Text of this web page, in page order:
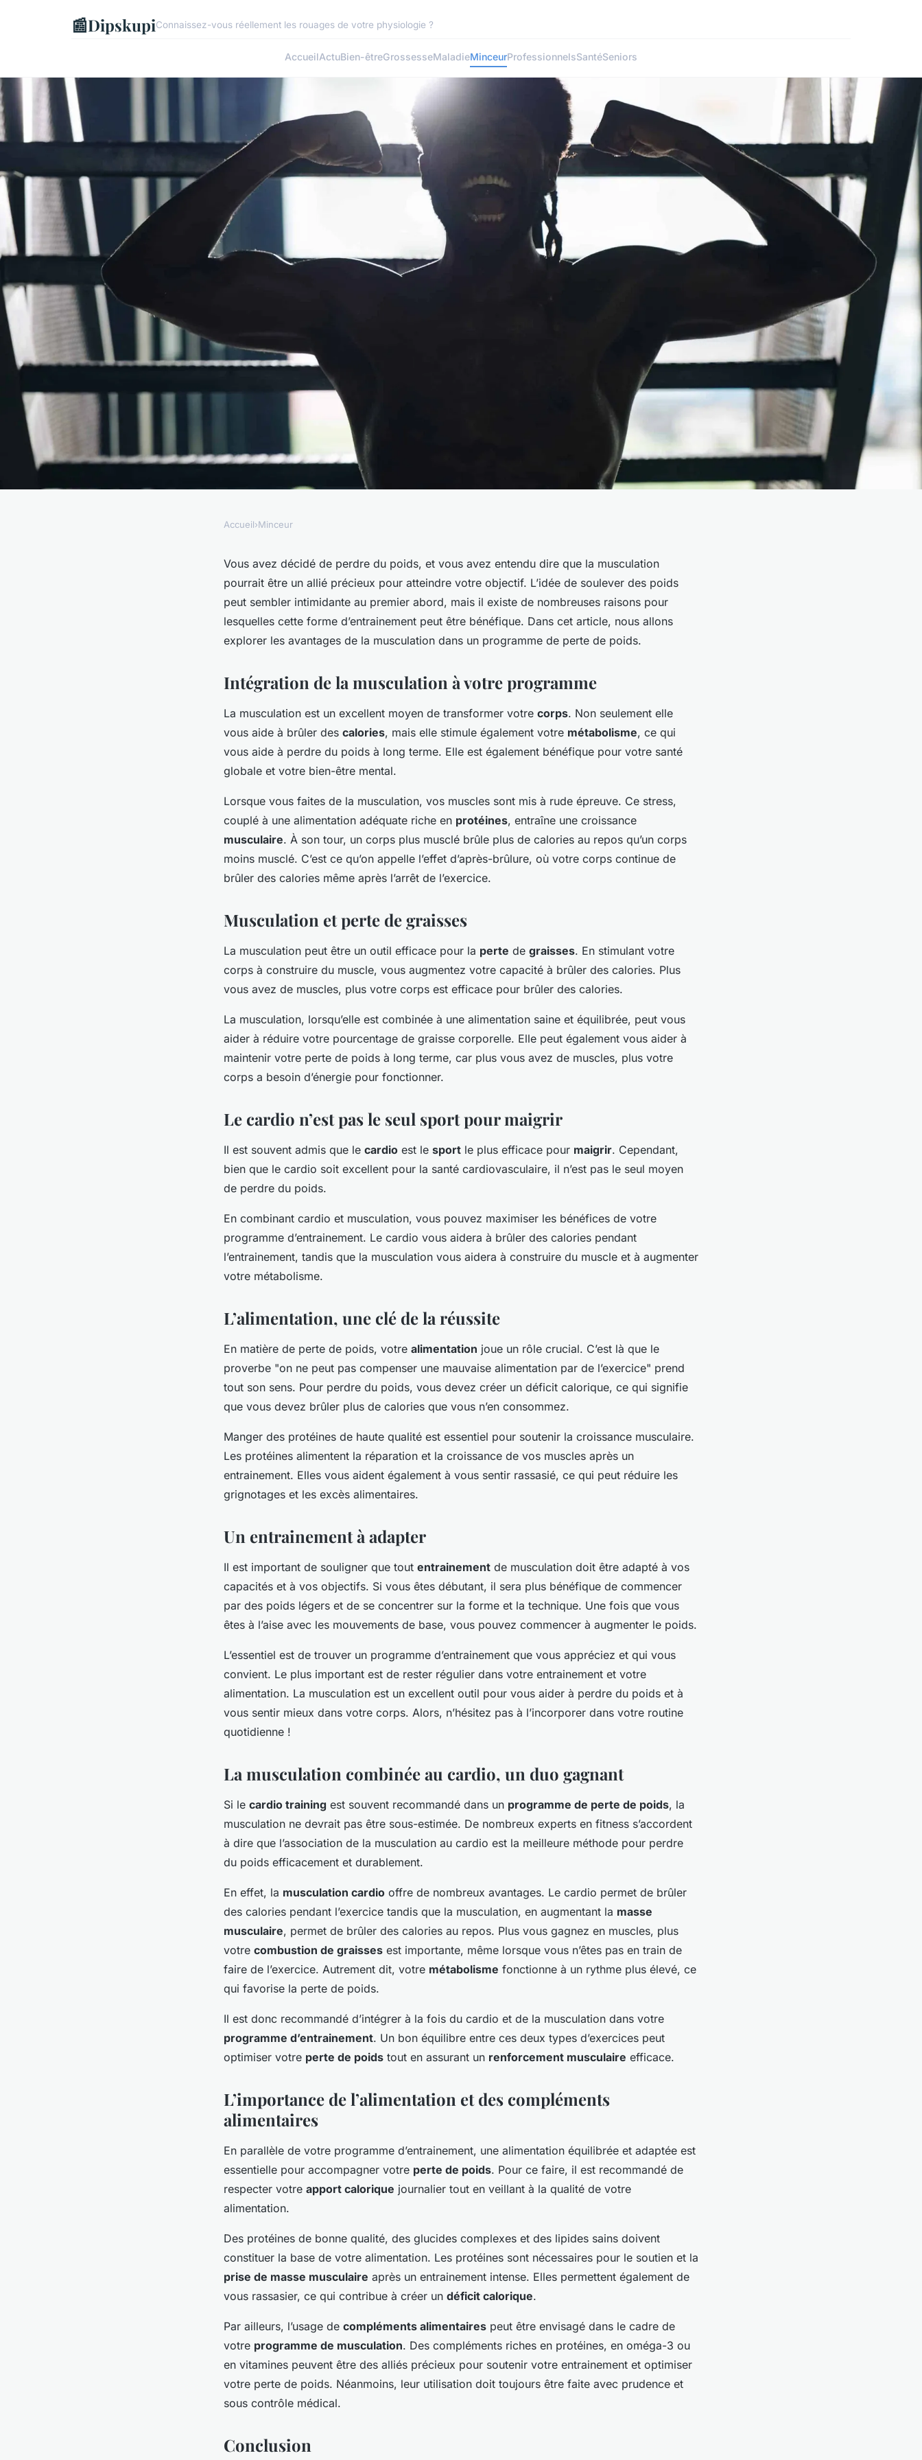
📰DipskupiConnaissez-vous réellement les rouages de votre physiologie ?
AccueilActuBien-êtreGrossesseMaladieMinceurProfessionnelsSantéSeniors
Les avantages de la musculation dans
un programme de perte de poids
Accueil›Minceur
Vous avez décidé de perdre du poids, et vous avez entendu dire que la musculation
pourrait être un allié précieux pour atteindre votre objectif. L’idée de soulever des poids
peut sembler intimidante au premier abord, mais il existe de nombreuses raisons pour
lesquelles cette forme d’entrainement peut être bénéfique. Dans cet article, nous allons
explorer les avantages de la musculation dans un programme de perte de poids.
Intégration de la musculation à votre programme
La musculation est un excellent moyen de transformer votre corps. Non seulement elle
vous aide à brûler des calories, mais elle stimule également votre métabolisme, ce qui
vous aide à perdre du poids à long terme. Elle est également bénéfique pour votre santé
globale et votre bien-être mental.
Lorsque vous faites de la musculation, vos muscles sont mis à rude épreuve. Ce stress,
couplé à une alimentation adéquate riche en protéines, entraîne une croissance
musculaire. À son tour, un corps plus musclé brûle plus de calories au repos qu’un corps
moins musclé. C’est ce qu’on appelle l’effet d’après-brûlure, où votre corps continue de
brûler des calories même après l’arrêt de l’exercice.
Musculation et perte de graisses
La musculation peut être un outil efficace pour la perte de graisses. En stimulant votre
corps à construire du muscle, vous augmentez votre capacité à brûler des calories. Plus
vous avez de muscles, plus votre corps est efficace pour brûler des calories.
La musculation, lorsqu’elle est combinée à une alimentation saine et équilibrée, peut vous
aider à réduire votre pourcentage de graisse corporelle. Elle peut également vous aider à
maintenir votre perte de poids à long terme, car plus vous avez de muscles, plus votre
corps a besoin d’énergie pour fonctionner.
Le cardio n’est pas le seul sport pour maigrir
Il est souvent admis que le cardio est le sport le plus efficace pour maigrir. Cependant,
bien que le cardio soit excellent pour la santé cardiovasculaire, il n’est pas le seul moyen
de perdre du poids.
En combinant cardio et musculation, vous pouvez maximiser les bénéfices de votre
programme d’entrainement. Le cardio vous aidera à brûler des calories pendant
l’entrainement, tandis que la musculation vous aidera à construire du muscle et à augmenter
votre métabolisme.
L’alimentation, une clé de la réussite
En matière de perte de poids, votre alimentation joue un rôle crucial. C’est là que le
proverbe "on ne peut pas compenser une mauvaise alimentation par de l’exercice" prend
tout son sens. Pour perdre du poids, vous devez créer un déficit calorique, ce qui signifie
que vous devez brûler plus de calories que vous n’en consommez.
Manger des protéines de haute qualité est essentiel pour soutenir la croissance musculaire.
Les protéines alimentent la réparation et la croissance de vos muscles après un
entrainement. Elles vous aident également à vous sentir rassasié, ce qui peut réduire les
grignotages et les excès alimentaires.
Un entrainement à adapter
Il est important de souligner que tout entrainement de musculation doit être adapté à vos
capacités et à vos objectifs. Si vous êtes débutant, il sera plus bénéfique de commencer
par des poids légers et de se concentrer sur la forme et la technique. Une fois que vous
êtes à l’aise avec les mouvements de base, vous pouvez commencer à augmenter le poids.
L’essentiel est de trouver un programme d’entrainement que vous appréciez et qui vous
convient. Le plus important est de rester régulier dans votre entrainement et votre
alimentation. La musculation est un excellent outil pour vous aider à perdre du poids et à
vous sentir mieux dans votre corps. Alors, n’hésitez pas à l’incorporer dans votre routine
quotidienne !
La musculation combinée au cardio, un duo gagnant
Si le cardio training est souvent recommandé dans un programme de perte de poids, la
musculation ne devrait pas être sous-estimée. De nombreux experts en fitness s’accordent
à dire que l’association de la musculation au cardio est la meilleure méthode pour perdre
du poids efficacement et durablement.
En effet, la musculation cardio offre de nombreux avantages. Le cardio permet de brûler
des calories pendant l’exercice tandis que la musculation, en augmentant la masse
musculaire, permet de brûler des calories au repos. Plus vous gagnez en muscles, plus
votre combustion de graisses est importante, même lorsque vous n’êtes pas en train de
faire de l’exercice. Autrement dit, votre métabolisme fonctionne à un rythme plus élevé, ce
qui favorise la perte de poids.
Il est donc recommandé d’intégrer à la fois du cardio et de la musculation dans votre
programme d’entrainement. Un bon équilibre entre ces deux types d’exercices peut
optimiser votre perte de poids tout en assurant un renforcement musculaire efficace.
L’importance de l’alimentation et des compléments
alimentaires
En parallèle de votre programme d’entrainement, une alimentation équilibrée et adaptée est
essentielle pour accompagner votre perte de poids. Pour ce faire, il est recommandé de
respecter votre apport calorique journalier tout en veillant à la qualité de votre
alimentation.
Des protéines de bonne qualité, des glucides complexes et des lipides sains doivent
constituer la base de votre alimentation. Les protéines sont nécessaires pour le soutien et la
prise de masse musculaire après un entrainement intense. Elles permettent également de
vous rassasier, ce qui contribue à créer un déficit calorique.
Par ailleurs, l’usage de compléments alimentaires peut être envisagé dans le cadre de
votre programme de musculation. Des compléments riches en protéines, en oméga-3 ou
en vitamines peuvent être des alliés précieux pour soutenir votre entrainement et optimiser
votre perte de poids. Néanmoins, leur utilisation doit toujours être faite avec prudence et
sous contrôle médical.
Conclusion